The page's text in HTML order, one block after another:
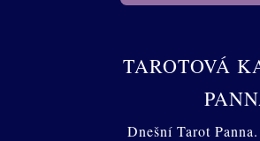
TAROTOVÁ
Dnešní Tarot